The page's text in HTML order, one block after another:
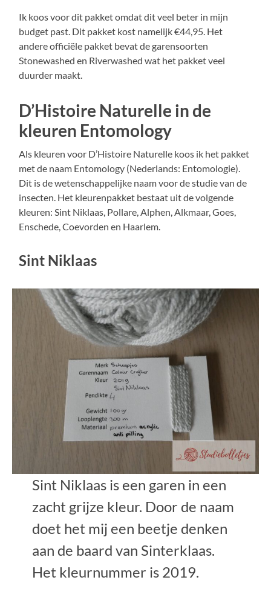
Ik koos voor dit pakket omdat dit veel beter in mijn
budget past. Dit pakket kost namelijk €44,95. Het
andere officiële pakket bevat de garensoorten
Stonewashed en Riverwashed wat het pakket veel
duurder maakt.
D’Histoire Naturelle in de
kleuren Entomology
Als kleuren voor D’Histoire Naturelle koos ik het pakket
met de naam Entomology (Nederlands: Entomologie).
Dit is de wetenschappelijke naam voor de studie van de
insecten. Het kleurenpakket bestaat uit de volgende
kleuren: Sint Niklaas, Pollare, Alphen, Alkmaar, Goes,
Enschede, Coevorden en Haarlem.
Sint Niklaas
Sint Niklaas is een garen in een
zacht grijze kleur. Door de naam
doet het mij een beetje denken
aan de baard van Sinterklaas.
Het kleurnummer is 2019.